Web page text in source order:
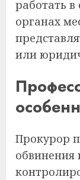
работать
органах
или
Прокурор
обвинения